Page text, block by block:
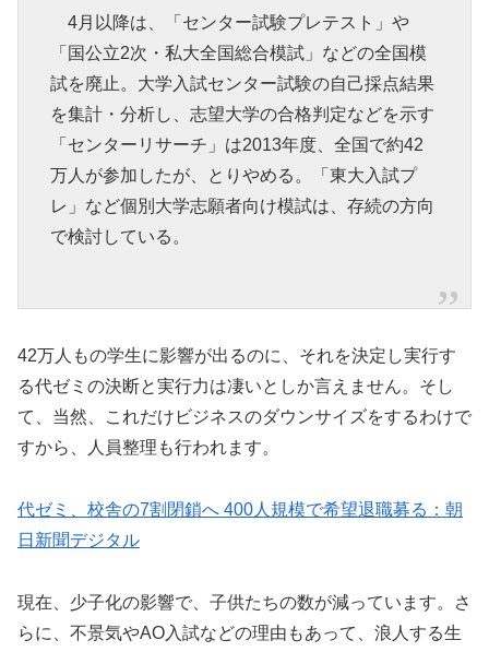
4月以降は、「センター試験プレテスト」や
「国公立2次・私大全国総合模試」などの全国模
試を廃止。大学入試センター試験の自己採点結果
を集計・分析し、志望大学の合格判定などを示す
「センターリサーチ」は2013年度、全国で約42
万人が参加したが、とりやめる。「東大入試プ
レ」など個別大学志願者向け模試は、存続の方向
で検討している。
42万人もの学生に影響が出るのに、それを決定し実行す
る代ゼミの決断と実行力は凄いとしか言えません。そし
て、当然、これだけビジネスのダウンサイズをするわけで
すから、人員整理も行われます。
代ゼミ、校舎の7割閉鎖へ 400人規模で希望退職募る：朝
日新聞デジタル
現在、少子化の影響で、子供たちの数が減っています。さ
らに、不景気やAO入試などの理由もあって、浪人する生